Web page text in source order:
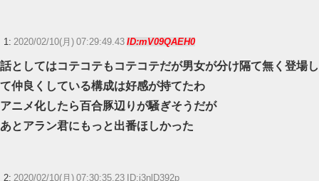
き誠にありがとうございました｡」
【心霊・幽霊】入居者はいないはずなのに・・・。
【ウマ娘】このキャラが声優（まりんか）同じってマジ！？←「スズカさ
ニンテンドーダイレクトってやる意味あるの？
1: 2020/02/10(月) 07:29:49.43 ID:mV09QAEH0
話としてはコテコテもコテコテだが男女が分け隔て無く登場し
て仲良くしている構成は好感が持てたわ
アニメ化したら百合豚辺りが騒ぎそうだが
あとアラン君にもっと出番ほしかった
2: 2020/02/10(月) 07:30:35.23 ID:i3nlD392p